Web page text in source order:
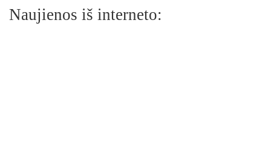
Naujienos iš interneto: